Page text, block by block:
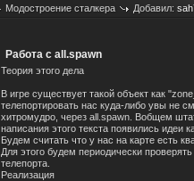
Модостроение сталкера Добавил:
Работа с all.spawn
Теория этого дела
В игре существует такой объект как
телепортировать нас куда-либо увы не
хитромудро, через all.spawn. Вобщем
написания этого текста появились
Будем считать что у нас на карте есть
Для этого будем периодически
телепорта.
Реализация